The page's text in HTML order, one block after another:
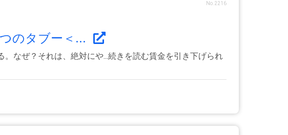
No.2216
のタブー＜...
なぜ？それは、絶対にや...続きを読む賃金を引き下げられ